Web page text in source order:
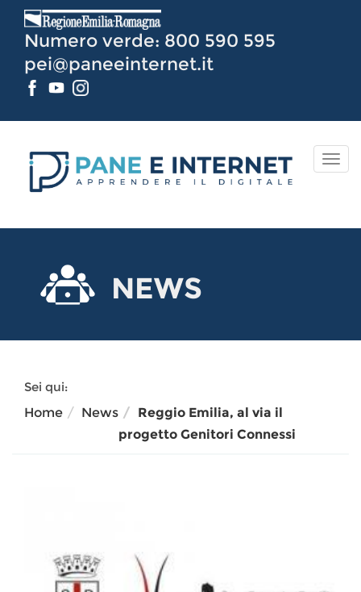
Contenuto
Numero verde: 800 590 595
pei@paneeinternet.it
NEWS
Sei qui:
Home
News
Reggio Emilia, al via il
progetto Genitori Connessi